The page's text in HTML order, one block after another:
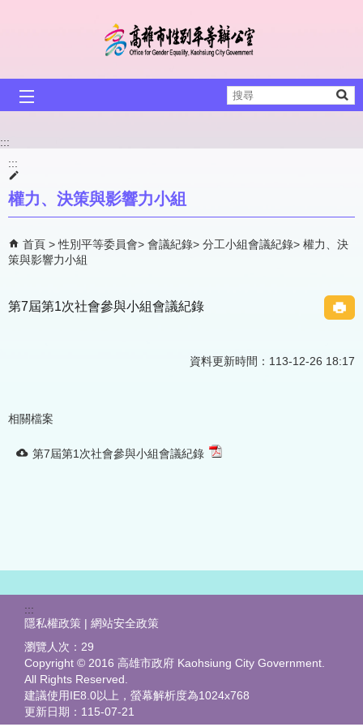
搜
尋
:::
:::
權力、決策與影響力小組
首頁 性別平等委員會 會議紀錄 分工小組會議紀錄
權力、決
策與影響力小組
第7屆第1次社會參與小組會議紀錄
資料更新時間：113-12-26 18:17
相關檔案
第7屆第1次社會參與小組會議紀錄
:::
隱私權政策 | 網站安全政策
瀏覽人次： 29
Copyright © 2016 高雄市政府 Kaohsiung City Government.
All Rights Reserved.
建議使用IE8.0以上，螢幕解析度為1024x768
更新日期： 115-07-21